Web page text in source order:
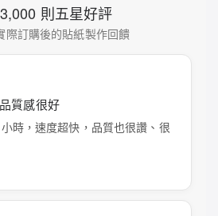
則五星好評
際訂購後的貼紙製作回饋
質感很好
時，速度超快，品質也很讚、很